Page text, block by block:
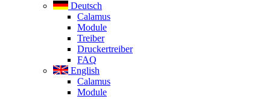
Deutsch
Calamus
Module
Treiber
Druckertreiber
FAQ
English
Calamus
Module